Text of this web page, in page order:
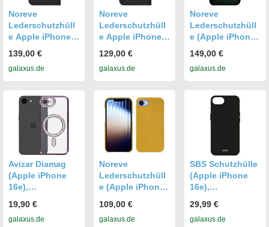
Noreve
Lederschutzhüll
e Apple iPhone
iPhone 16e),
Smartphone
139,00 €
galaxus.de
Noreve
Lederschutzhüll
e Apple iPhone
iPhone 16e),
Smartphone
129,00 €
galaxus.de
Noreve
Lederschutzhüll
e (Apple iPhone
Smartphone
Hülle, Grün
149,00 €
galaxus.de
Avizar Diamag
(Apple iPhone
16e),
Hülle, Violett
19,90 €
galaxus.de
Noreve
Lederschutzhüll
e (Apple iPhone
Smartphone
Hülle, Gelb
109,00 €
galaxus.de
SBS Schutzhülle
(Apple iPhone
16e),
Hülle, Schwarz
29,99 €
galaxus.de